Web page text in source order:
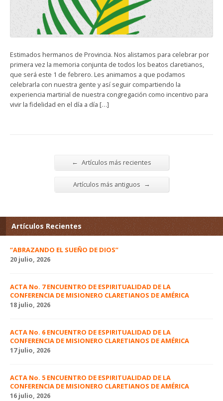
Estimados hermanos de Provincia. Nos alistamos para celebrar por
primera vez la memoria conjunta de todos los beatos claretianos,
que será este 1 de febrero. Les animamos a que podamos
celebrarla con nuestra gente y así seguir compartiendo la
experiencia martirial de nuestra congregación como incentivo para
vivir la fidelidad en el día a día […]
← Artículos más recientes
Artículos más antiguos →
Artículos Recientes
“ABRAZANDO EL SUEÑO DE DIOS”
20 julio, 2026
ACTA No. 7 ENCUENTRO DE ESPIRITUALIDAD DE LA
CONFERENCIA DE MISIONERO CLARETIANOS DE AMÉRICA
18 julio, 2026
ACTA No. 6 ENCUENTRO DE ESPIRITUALIDAD DE LA
CONFERENCIA DE MISIONERO CLARETIANOS DE AMÉRICA
17 julio, 2026
ACTA No. 5 ENCUENTRO DE ESPIRITUALIDAD DE LA
CONFERENCIA DE MISIONERO CLARETIANOS DE AMÉRICA
16 julio, 2026